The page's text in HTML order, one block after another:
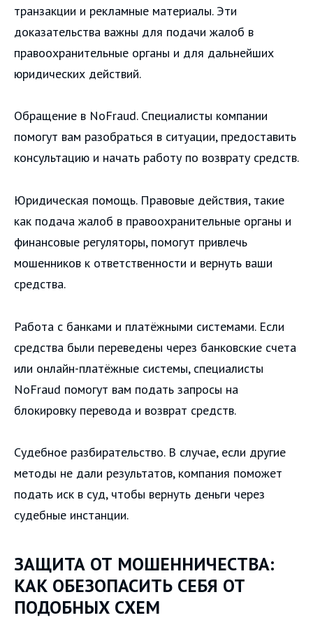
транзакции и рекламные материалы. Эти
доказательства важны для подачи жалоб в
правоохранительные органы и для дальнейших
юридических действий.
Обращение в NoFraud. Специалисты компании
помогут вам разобраться в ситуации, предоставить
консультацию и начать работу по возврату средств.
Юридическая помощь. Правовые действия, такие
как подача жалоб в правоохранительные органы и
финансовые регуляторы, помогут привлечь
мошенников к ответственности и вернуть ваши
средства.
Работа с банками и платёжными системами. Если
средства были переведены через банковские счета
или онлайн-платёжные системы, специалисты
NoFraud помогут вам подать запросы на
блокировку перевода и возврат средств.
Судебное разбирательство. В случае, если другие
методы не дали результатов, компания поможет
подать иск в суд, чтобы вернуть деньги через
судебные инстанции.
ЗАЩИТА ОТ МОШЕННИЧЕСТВА:
КАК ОБЕЗОПАСИТЬ СЕБЯ ОТ
ПОДОБНЫХ СХЕМ